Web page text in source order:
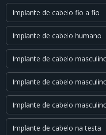
Implante de cabelo fio a fio
Implante de cabelo humano
Implante de cabelo
Implante de cabelo
Implante de cabelo
Implante de cabelo na testa